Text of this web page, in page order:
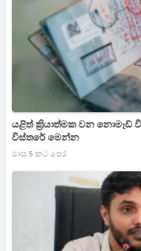
යළිත් ක්‍රියාත්මක වන නොමෑඩ්
විස්තරේ මෙන්න
මාස 5 කට පෙර